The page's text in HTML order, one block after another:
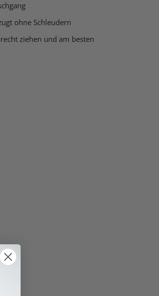
ohne Schleudern
ziehen und am besten